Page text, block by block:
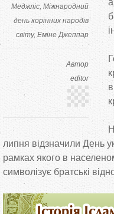
Меджліс Міжнародний
день корінних народів
світу Еміне Джеппар
Автор
editor
липня відзначили День
рамках якого в
символізує братські